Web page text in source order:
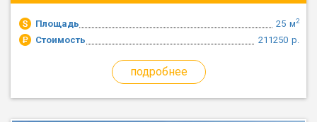
Площадь м2
25
Стоимость
р.
211250
подробнее